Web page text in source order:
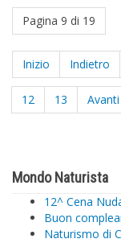
Pagina 9 di 19
Inizio Indietro
12 13 Avanti
Mondo Naturista
12^ Cena
Buon
Naturismo di